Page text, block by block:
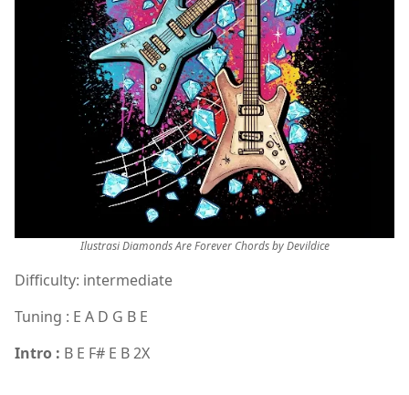
Ilustrasi Diamonds Are Forever Chords by Devildice
Difficulty: intermediate
Tuning : E A D G B E
Intro : B E F# E B 2X